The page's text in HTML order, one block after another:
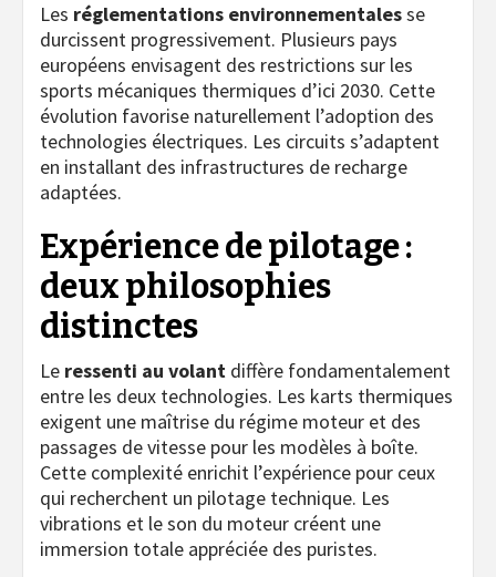
Les réglementations environnementalesse
durcissent progressivement. Plusieurs pays
européens envisagent des restrictions sur les
sports mécaniques thermiques d’ici 2030. Cette
évolution favorise naturellement l’adoption des
technologies électriques. Les circuits s’adaptent
en installant des infrastructures de recharge
adaptées.
Expérience de pilotage :
deux philosophies
distinctes
Le ressenti au volant diffère fondamentalement
entre les deux technologies. Les karts thermiques
exigent une maîtrise du régime moteur et des
passages de vitesse pour les modèles à boîte.
Cette complexité enrichit l’expérience pour ceux
qui recherchent un pilotage technique. Les
vibrations et le son du moteur créent une
immersion totale appréciée des puristes.